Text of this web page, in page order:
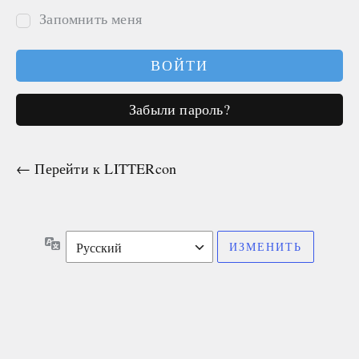
Запомнить меня
Забыли пароль?
← Перейти к LITTERcon
Язык